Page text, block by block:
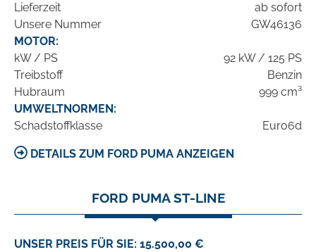
Lieferzeit
ab sofort
Unsere Nummer
GW46136
MOTOR:
kW / PS
92 kW / 125 PS
Treibstoff
Benzin
Hubraum
999 cm³
UMWELTNORMEN:
Schadstoffklasse
Euro6d
DETAILS ZUM FORD PUMA ANZEIGEN
FORD PUMA ST-LINE
UNSER PREIS FÜR SIE: 15.500,00 €